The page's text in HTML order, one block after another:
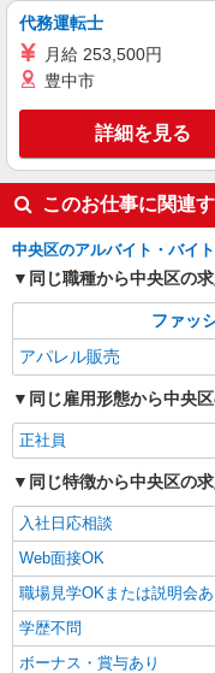
REGAL SHOES 銀座数寄
月
よる
時給東
1F
キープ
アルバイト パート
スツールズ
販売ス
［
橋2-5-1
キープ
代務運転士
月給 253,500円
豊中市
詳細を見る
このお仕事に関連
中央区のアルバイト・バイ
同じ職種から中央区の
ファッ
アパレル販売
同じ雇用形態から中央
正社員
同じ特徴から中央区の
入社日応相談
Web面接OK
職場見学OKまたは説明会あ
学歴不問
ボーナス・賞与あり